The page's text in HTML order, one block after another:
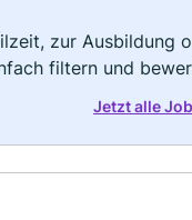
zur Ausbildung
filtern und
Jetzt alle